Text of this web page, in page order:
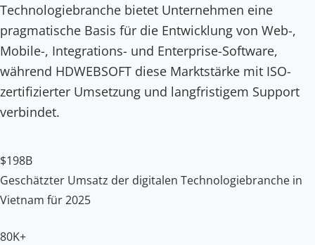
Technologiebranche bietet Unternehmen eine
pragmatische Basis für die Entwicklung von Web-,
Mobile-, Integrations- und Enterprise-Software,
während HDWEBSOFT diese Marktstärke mit ISO-
zertifizierter Umsetzung und langfristigem Support
verbindet.
$198B
Geschätzter Umsatz der digitalen Technologiebranche in
Vietnam für 2025
80K+